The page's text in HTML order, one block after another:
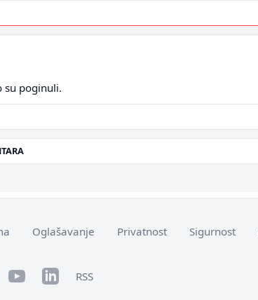
su poginuli.
Oglašavanje Privatnost Sigurnost
YouTubeLinkedInRSS